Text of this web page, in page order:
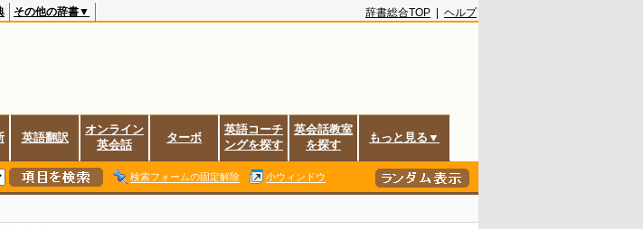
その他の辞書▼ 辞書総合TOP ヘルプ
英語翻訳
オンライン
英会話
ターボ
英語コーチ
ングを探す
英会話教室
を探す
もっと見る▼
検索フォームの固定解除 小ウィンドウ